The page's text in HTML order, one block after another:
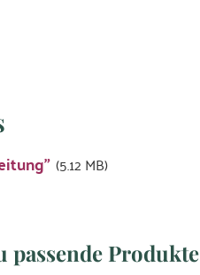
(5.12 MB)
passende Produkte